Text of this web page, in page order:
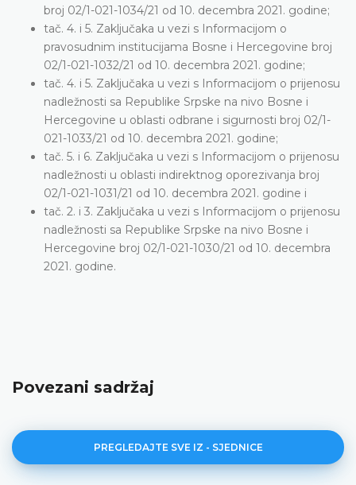
broj 02/1-021-1034/21 od 10. decembra 2021. godine;
tač. 4. i 5. Zaključaka u vezi s Informacijom o
pravosudnim institucijama Bosne i Hercegovine broj
02/1-021-1032/21 od 10. decembra 2021. godine;
tač. 4. i 5. Zaključaka u vezi s Informacijom o prijenosu
nadležnosti sa Republike Srpske na nivo Bosne i
Hercegovine u oblasti odbrane i sigurnosti broj 02/1-
021-1033/21 od 10. decembra 2021. godine;
tač. 5. i 6. Zaključaka u vezi s Informacijom o prijenosu
nadležnosti u oblasti indirektnog oporezivanja broj
02/1-021-1031/21 od 10. decembra 2021. godine i
tač. 2. i 3. Zaključaka u vezi s Informacijom o prijenosu
nadležnosti sa Republike Srpske na nivo Bosne i
Hercegovine broj 02/1-021-1030/21 od 10. decembra
2021. godine.
Povezani sadržaj
PREGLEDAJTE SVE IZ - SJEDNICE